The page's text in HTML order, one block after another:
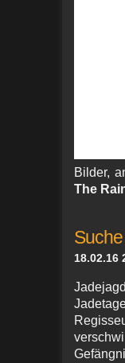
Bilder,
The
18.02.16